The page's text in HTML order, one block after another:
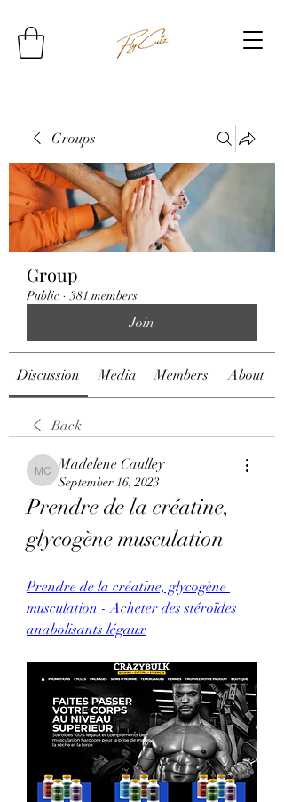
Groups
Group
Public · 381 members
Join
Discussion Media Members About
Back
Madelene Caulley
Madelene Caulley
September 16, 2023
Prendre de la créatine,
glycogène musculation
Prendre de la créatine, glycogène
musculation - Acheter des stéroïdes
anabolisants légaux